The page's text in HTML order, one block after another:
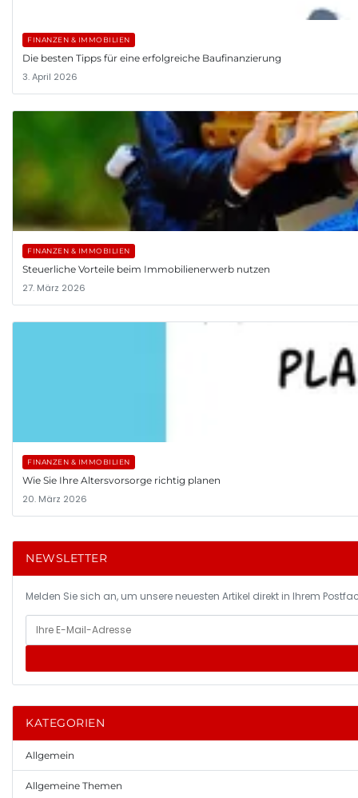
FINANZEN & IMMOBILIEN
Die besten Tipps für eine erfolgreiche Baufinanzierung
3. April 2026
FINANZEN & IMMOBILIEN
Steuerliche Vorteile beim Immobilienerwerb nutzen
27. März 2026
FINANZEN & IMMOBILIEN
Wie Sie Ihre Altersvorsorge richtig planen
20. März 2026
NEWSLETTER
Melden Sie sich an, um unsere neuesten Artikel direkt in Ihrem
KATEGORIEN
Allgemein
Allgemeine Themen